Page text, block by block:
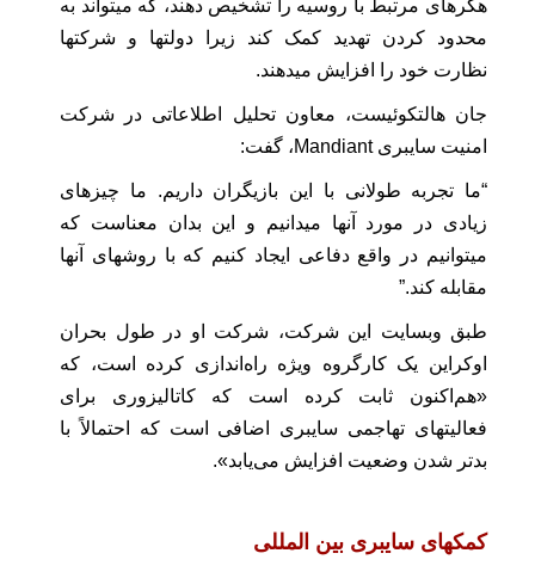
هکرهای مرتبط با روسیه را تشخیص دهند، که میتواند به
محدود کردن تهدید کمک کند زیرا دولتها و شرکتها
نظارت خود را افزایش میدهند.
جان هالتکوئیست، معاون تحلیل اطلاعاتی در شرکت
امنیت سایبری Mandiant، گفت:
“ما تجربه طولانی با این بازیگران داریم. ما چیزهای
زیادی در مورد آنها میدانیم و این بدان معناست که
میتوانیم در واقع دفاعی ایجاد کنیم که با روشهای آنها
مقابله کند.”
طبق وبسایت این شرکت، شرکت او در طول بحران
اوکراین یک کارگروه ویژه راه‌اندازی کرده است، که
«هم‌اکنون ثابت کرده است که کاتالیزوری برای
فعالیتهای تهاجمی سایبری اضافی است که احتمالاً با
بدتر شدن وضعیت افزایش می‌یابد».
کمکهای سایبری بین المللی